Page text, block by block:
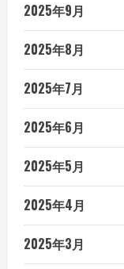
2025年9月
2025年8月
2025年7月
2025年6月
2025年5月
2025年4月
2025年3月